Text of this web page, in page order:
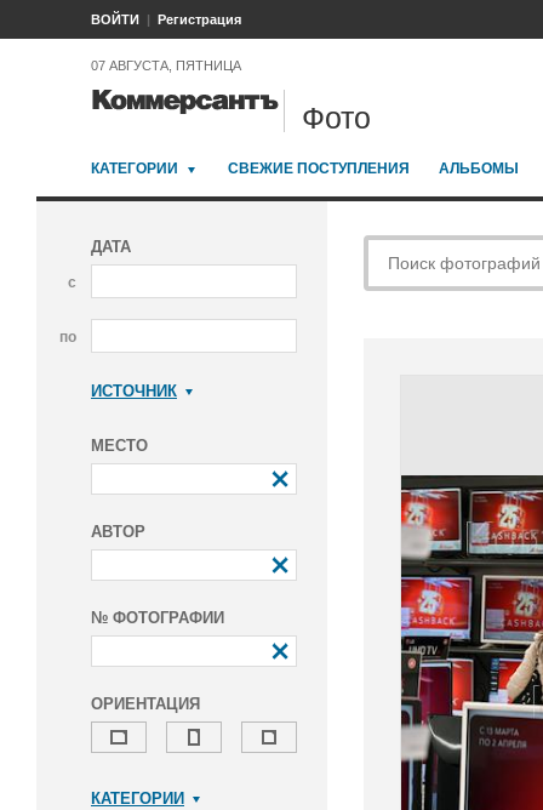
ВОЙТИ Регистрация
07 АВГУСТА, ПЯТНИЦА
Фото
КАТЕГОРИИ СВЕЖИЕ ПОСТУПЛЕНИЯ АЛЬБОМЫ
ДАТА
с
по
ИСТОЧНИК
МЕСТО
АВТОР
№ ФОТОГРАФИИ
ОРИЕНТАЦИЯ
КАТЕГОРИИ